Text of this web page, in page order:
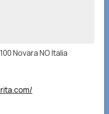
Novara NO Italia